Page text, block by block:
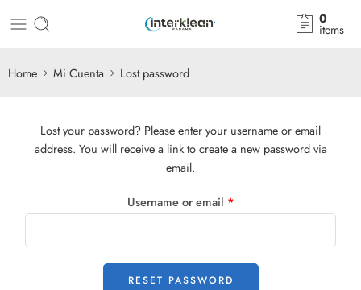
0
items
Home Mi Cuenta Lost password
Lost your password? Please enter your username or email
address. You will receive a link to create a new password via
email.
Username or email *
RESET PASSWORD